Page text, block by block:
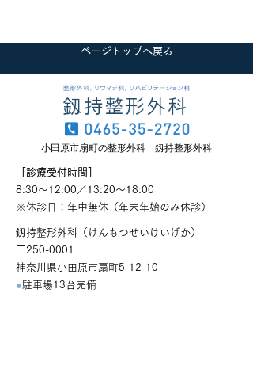
ページトップへ戻る
小田原市扇町の整形外科 釼持整形外科
［診療受付時間］
8:30～12:00／13:20～18:00
​※休診日：年中無休（年末年始のみ休診）
釼持整形外科（けんもつせいけいげか）
〒250-0001
神奈川県小田原市扇町5-12-10
●駐車場13台完備